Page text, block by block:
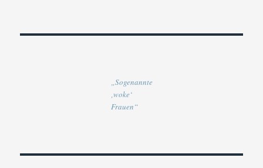
„Sogenannte
‚woke‘
Frauen“